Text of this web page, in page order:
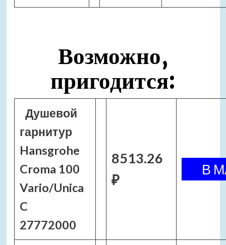
Возможно,
пригодится:
Душевой
гарнитур
Hansgrohe
Croma 100
Vario/Unica
C
27772000
8513.26
₽